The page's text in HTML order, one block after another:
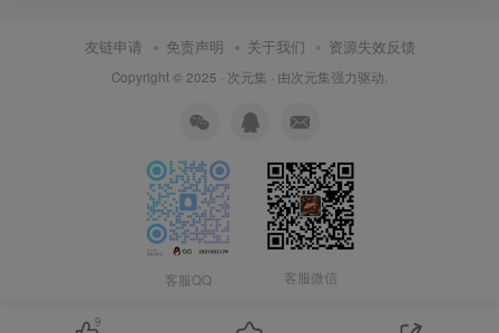
友链申请 免责声明 关于我们 资源失效反馈
Copyright © 2025 · 次元集 · 由次元集强力驱动.
客服QQ 客服微信
9